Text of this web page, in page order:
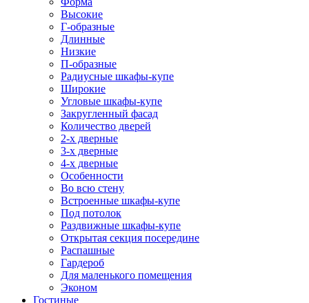
Высокие
Г-образные
Длинные
Низкие
П-образные
Радиусные шкафы-купе
Широкие
Угловые шкафы-купе
Закругленный фасад
Количество дверей
2-х дверные
3-х дверные
4-х дверные
Особенности
Во всю стену
Встроенные шкафы-купе
Под потолок
Раздвижные шкафы-купе
Открытая секция посередине
Распашные
Гардероб
Для маленького помещения
Эконом
Гостиные